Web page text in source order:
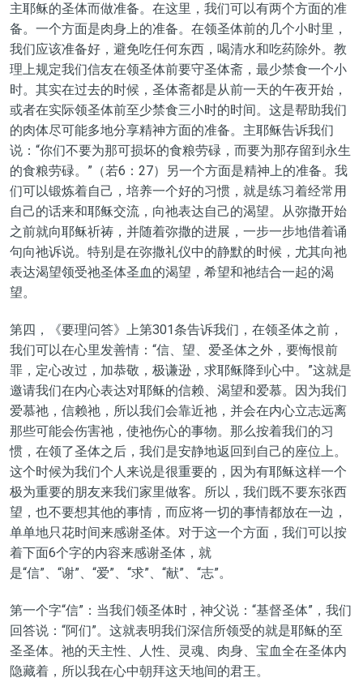
主耶稣的圣体而做准备。在这里，我们可以有两个方面的准
备。一个方面是肉身上的准备。在领圣体前的几个小时里，
我们应该准备好，避免吃任何东西，喝清水和吃药除外。教
理上规定我们信友在领圣体前要守圣体斋，最少禁食一个小
时。其实在过去的时候，圣体斋都是从前一天的午夜开始，
或者在实际领圣体前至少禁食三小时的时间。这是帮助我们
的肉体尽可能多地分享精神方面的准备。主耶稣告诉我们
说：“你们不要为那可损坏的食粮劳碌，而要为那存留到永生
的食粮劳碌。”（若6：27）另一个方面是精神上的准备。我
们可以锻炼着自己，培养一个好的习惯，就是练习着经常用
自己的话来和耶稣交流，向祂表达自己的渴望。从弥撒开始
之前就向耶稣祈祷，并随着弥撒的进展，一步一步地借着诵
句向祂诉说。特别是在弥撒礼仪中的静默的时候，尤其向祂
表达渴望领受祂圣体圣血的渴望，希望和祂结合一起的渴
望。
第四， 《要理问答》 上第301条告诉我们， 在领圣体之前，
我们可以在心里发善情： “信、望、爱圣体之外，要悔恨前
罪，定心改过，加恭敬，极谦逊，求耶稣降到心中。”这就是
邀请我们在内心表达对耶稣的信赖、渴望和爱慕。因为我们
爱慕祂，信赖祂，所以我们会靠近祂，并会在内心立志远离
那些可能会伤害祂，使祂伤心的事物。 那么按着我们的习
惯，在领了圣体之后，我们是安静地返回到自己的座位上。
这个时候为我们个人来说是很重要的，因为有耶稣这样一个
极为重要的朋友来我们家里做客。所以，我们既不要东张西
望，也不要想其他的事情，而应将一切的事情都放在一边，
单单地只花时间来感谢圣体。对于这一个方面，我们可以按
着下面6个字的内容来感谢圣体，就
是“信”、“谢”、“爱”、“求”、“献”、“志”。
第一个字“信”：当我们领圣体时，神父说：“基督圣体”，我们
回答说：“阿们”。这就表明我们深信所领受的就是耶稣的至
圣圣体。祂的天主性、人性、灵魂、肉身、宝血全在圣体内
隐藏着，所以我在心中朝拜这天地间的君王。